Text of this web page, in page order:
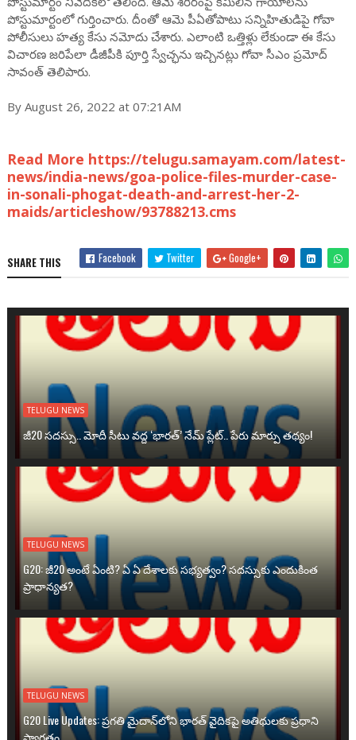
పోస్టుమార్టంలో గుర్తించారు. దీంతో ఆమె పీఏతోపాటు సన్నిహితుడిపై గోవా
పోలీసులు హత్య కేసు నమోదు చేశారు. ఎలాంటి ఒత్తిళ్లు లేకుండా ఈ కేసు
విచారణ జరిపేలా డీజీపీకి పూర్తి స్వేచ్ఛను ఇచ్చినట్లు గోవా సీఎం ప్రమోద్
సావంత్ తెలిపారు.
By August 26, 2022 at 07:21AM
Read More https://telugu.samayam.com/latest-
news/india-news/goa-police-files-murder-case-
in-sonali-phogat-death-and-arrest-her-2-
maids/articleshow/93788213.cms
SHARE THIS Facebook Twitter Google+
TELUGU NEWS
జీ20 సదస్సు.. మోదీ సీటు వద్ద ‘భారత్’ నేమ్ ప్లేట్‌.. పేరు మార్పు తథ్యం!
TELUGU NEWS
G20: జీ20 అంటే ఏంటి? ఏ ఏ దేశాలకు సభ్యత్వం? సదస్సుకు ఎందుకింత
ప్రాధాన్యత?
TELUGU NEWS
G20 Live Updates: ప్రగతి మైదాన్‌లోని భారత్ వైదికపై అతిథులకు ప్రధాని
స్వాగతం